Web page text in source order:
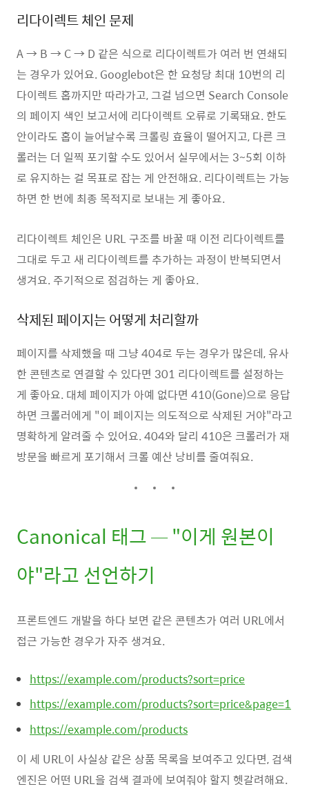
리다이렉트 체인 문제
A → B → C → D 같은 식으로 리다이렉트가 여러 번 연쇄되
는 경우가 있어요. Googlebot은 한 요청당 최대 10번의 리
다이렉트 홉까지만 따라가고, 그걸 넘으면 Search Console
의 페이지 색인 보고서에 리다이렉트 오류로 기록돼요. 한도
안이라도 홉이 늘어날수록 크롤링 효율이 떨어지고, 다른 크
롤러는 더 일찍 포기할 수도 있어서 실무에서는 3~5회 이하
로 유지하는 걸 목표로 잡는 게 안전해요. 리다이렉트는 가능
하면 한 번에 최종 목적지로 보내는 게 좋아요.
리다이렉트 체인은 URL 구조를 바꿀 때 이전 리다이렉트를
그대로 두고 새 리다이렉트를 추가하는 과정이 반복되면서
생겨요. 주기적으로 점검하는 게 좋아요.
삭제된 페이지는 어떻게 처리할까
페이지를 삭제했을 때 그냥 404로 두는 경우가 많은데, 유사
한 콘텐츠로 연결할 수 있다면 301 리다이렉트를 설정하는
게 좋아요. 대체 페이지가 아예 없다면 410(Gone)으로 응답
하면 크롤러에게 "이 페이지는 의도적으로 삭제된 거야"라고
명확하게 알려줄 수 있어요. 404와 달리 410은 크롤러가 재
방문을 빠르게 포기해서 크롤 예산 낭비를 줄여줘요.
Canonical 태그 — "이게 원본이
야"라고 선언하기
프론트엔드 개발을 하다 보면 같은 콘텐츠가 여러 URL에서
접근 가능한 경우가 자주 생겨요.
https://example.com/products?sort=price
https://example.com/products?sort=price&page=1
https://example.com/products
이 세 URL이 사실상 같은 상품 목록을 보여주고 있다면, 검색
엔진은 어떤 URL을 검색 결과에 보여줘야 할지 헷갈려해요.